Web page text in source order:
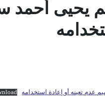
أحمد
تعينه أو إعادة استخدامه